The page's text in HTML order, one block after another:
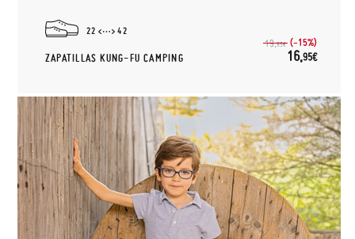
22 42
ZAPATILLAS KUNG-FU CAMPING
19,95€ (-15%)
16,95€